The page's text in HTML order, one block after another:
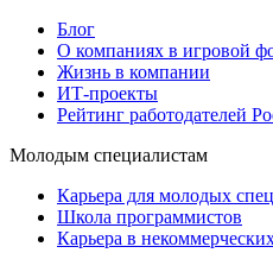
Блог
О компаниях в игровой
Жизнь в компании
ИТ-проекты
Рейтинг работодателей
Молодым специалистам
Карьера для молодых
Школа программистов
Карьера в